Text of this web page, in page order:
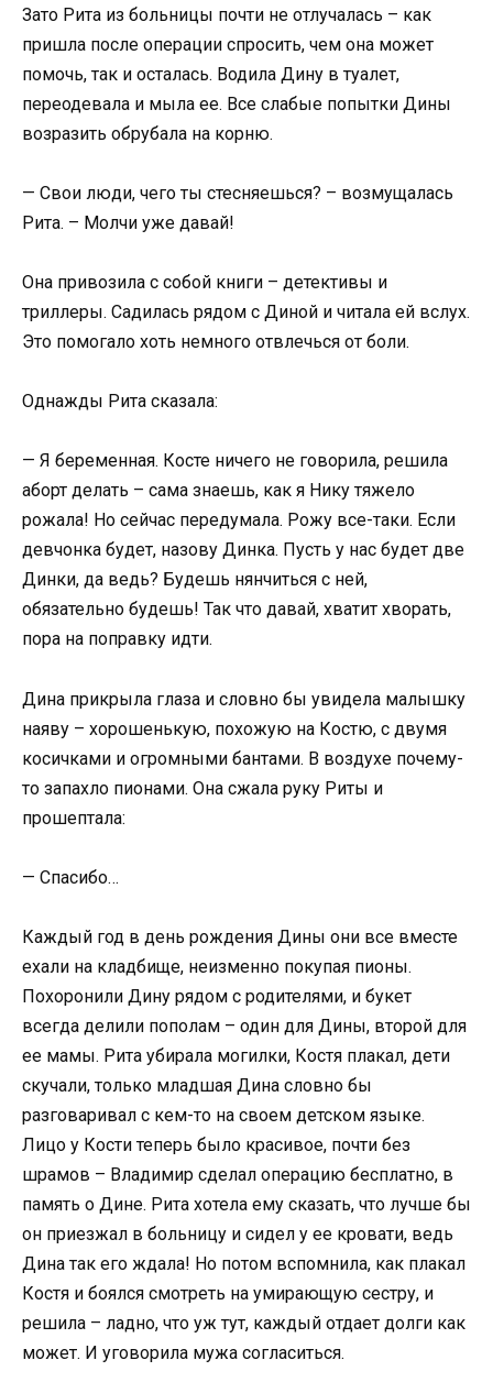
Зато Рита из больницы почти не отлучалась – как
пришла после операции спросить, чем она может
помочь, так и осталась. Водила Дину в туалет,
переодевала и мыла ее. Все слабые попытки Дины
возразить обрубала на корню.
— Свои люди, чего ты стесняешься? – возмущалась
Рита. – Молчи уже давай!
Она привозила с собой книги – детективы и
триллеры. Садилась рядом с Диной и читала ей вслух.
Это помогало хоть немного отвлечься от боли.
Однажды Рита сказала:
— Я беременная. Косте ничего не говорила, решила
аборт делать – сама знаешь, как я Нику тяжело
рожала! Но сейчас передумала. Рожу все-таки. Если
девчонка будет, назову Динка. Пусть у нас будет две
Динки, да ведь? Будешь нянчиться с ней,
обязательно будешь! Так что давай, хватит хворать,
пора на поправку идти.
Дина прикрыла глаза и словно бы увидела малышку
наяву – хорошенькую, похожую на Костю, с двумя
косичками и огромными бантами. В воздухе почему-
то запахло пионами. Она сжала руку Риты и
прошептала:
— Спасибо…
Каждый год в день рождения Дины они все вместе
ехали на кладбище, неизменно покупая пионы.
Похоронили Дину рядом с родителями, и букет
всегда делили пополам – один для Дины, второй для
ее мамы. Рита убирала могилки, Костя плакал, дети
скучали, только младшая Дина словно бы
разговаривал с кем-то на своем детском языке.
Лицо у Кости теперь было красивое, почти без
шрамов – Владимир сделал операцию бесплатно, в
память о Дине. Рита хотела ему сказать, что лучше бы
он приезжал в больницу и сидел у ее кровати, ведь
Дина так его ждала! Но потом вспомнила, как плакал
Костя и боялся смотреть на умирающую сестру, и
решила – ладно, что уж тут, каждый отдает долги как
может. И уговорила мужа согласиться.